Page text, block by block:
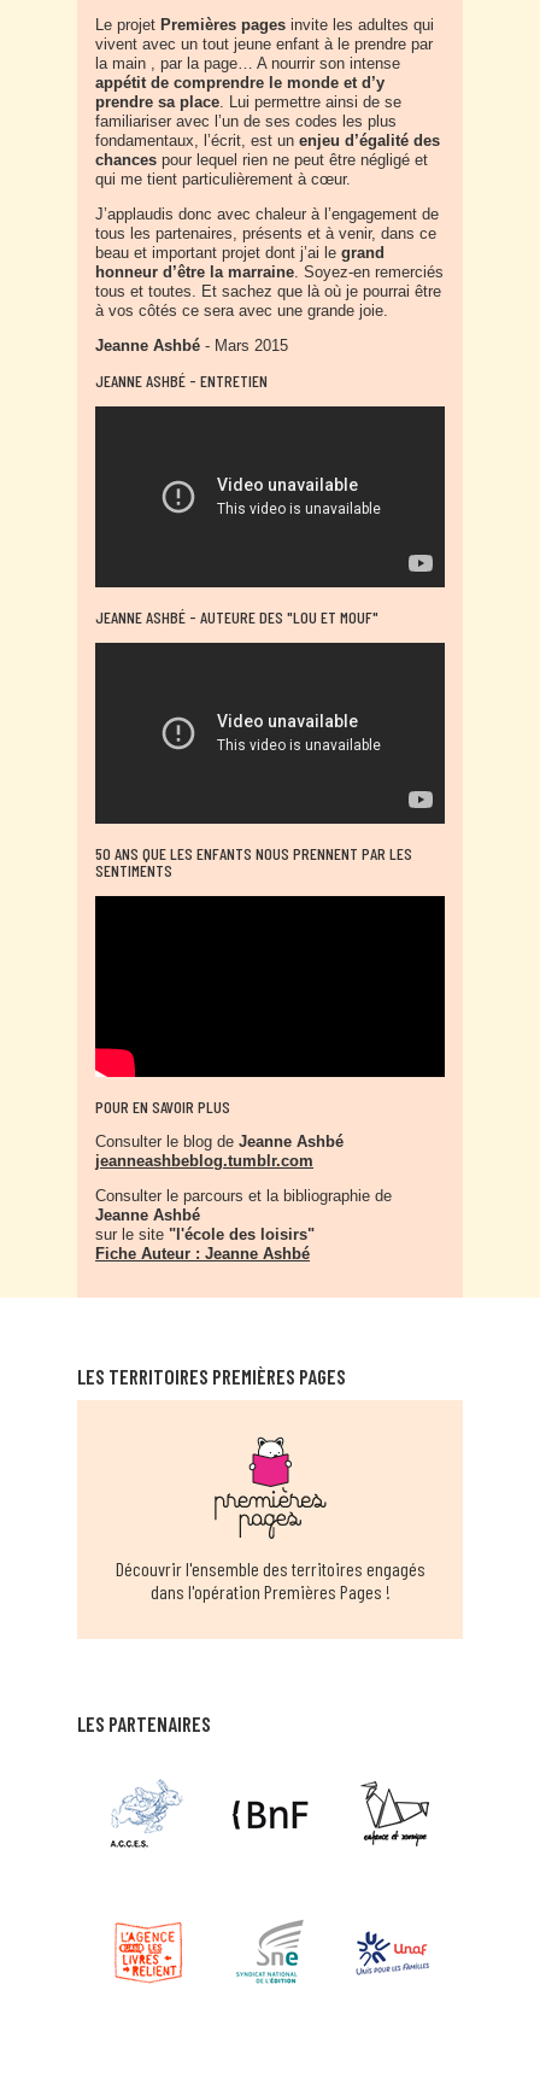
Le projet Premières pages invite les adultes qui
vivent avec un tout jeune enfant à le prendre par
la main , par la page… A nourrir son intense
appétit de comprendre le monde et d’y
prendre sa place . Lui permettre ainsi de se
familiariser avec l’un de ses codes les plus
fondamentaux, l’écrit, est un enjeu d’égalité des
chances pour lequel rien ne peut être négligé et
qui me tient particulièrement à cœur.
J’applaudis donc avec chaleur à l’engagement de
tous les partenaires, présents et à venir, dans ce
beau et important projet dont j’ai le grand
honneur d’être la marraine . Soyez-en remerciés
tous et toutes. Et sachez que là où je pourrai être
à vos côtés ce sera avec une grande joie.
Jeanne Ashbé - Mars 2015
JEANNE ASHBÉ - ENTRETIEN
JEANNE ASHBÉ - AUTEURE DES "LOU ET MOUF"
50 ANS QUE LES ENFANTS NOUS PRENNENT PAR LES
SENTIMENTS
POUR EN SAVOIR PLUS
Consulter le blog de Jeanne Ashbé
jeanneashbeblog.tumblr.com
Consulter le parcours et la bibliographie de
Jeanne Ashbé
sur le site "l'école des loisirs"
Fiche Auteur : Jeanne Ashbé
LES PARTENAIRES
LES TERRITOIRES PREMIÈRES PAGES
Découvrir l'ensemble des territoires engagés
dans l'opération Premières Pages !